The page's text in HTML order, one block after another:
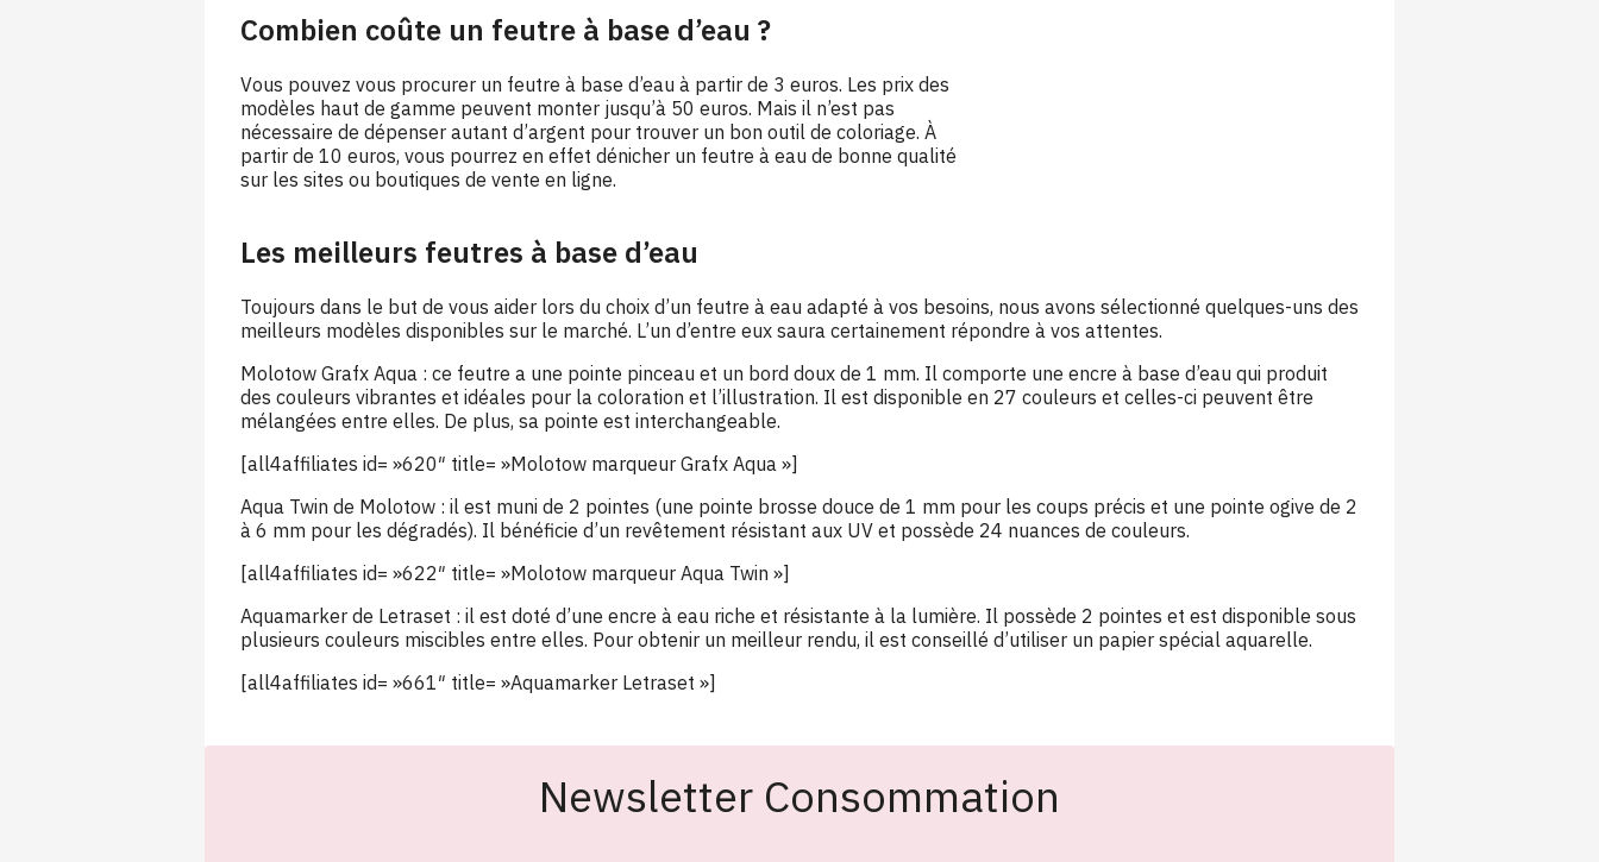
Combien coûte un feutre à base d’eau ?
Vous pouvez vous procurer un feutre à base d’eau à partir de 3 euros. Les prix des
modèles haut de gamme peuvent monter jusqu’à 50 euros. Mais il n’est pas
nécessaire de dépenser autant d’argent pour trouver un bon outil de coloriage. À
partir de 10 euros, vous pourrez en effet dénicher un feutre à eau de bonne qualité
sur les sites ou boutiques de vente en ligne.
Les meilleurs feutres à base d’eau
Toujours dans le but de vous aider lors du choix d’un feutre à eau adapté à vos besoins, nous avons sélectionné quelques-uns des
meilleurs modèles disponibles sur le marché. L’un d’entre eux saura certainement répondre à vos attentes.
Molotow Grafx Aqua : ce feutre a une pointe pinceau et un bord doux de 1 mm. Il comporte une encre à base d’eau qui produit
des couleurs vibrantes et idéales pour la coloration et l’illustration. Il est disponible en 27 couleurs et celles-ci peuvent être
mélangées entre elles. De plus, sa pointe est interchangeable.
[all4affiliates id= »620″ title= »Molotow marqueur Grafx Aqua »]
Aqua Twin de Molotow : il est muni de 2 pointes (une pointe brosse douce de 1 mm pour les coups précis et une pointe ogive de 2
à 6 mm pour les dégradés). Il bénéficie d’un revêtement résistant aux UV et possède 24 nuances de couleurs.
[all4affiliates id= »622″ title= »Molotow marqueur Aqua Twin »]
Aquamarker de Letraset : il est doté d’une encre à eau riche et résistante à la lumière. Il possède 2 pointes et est disponible sous
plusieurs couleurs miscibles entre elles. Pour obtenir un meilleur rendu, il est conseillé d’utiliser un papier spécial aquarelle.
[all4affiliates id= »661″ title= »Aquamarker Letraset »]
Newsletter Consommation